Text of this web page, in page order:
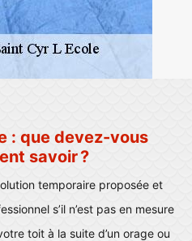
: que devez-vous
savoir ?
temporaire proposée et
s’il n’est pas en mesure
toit à la suite d’un orage ou